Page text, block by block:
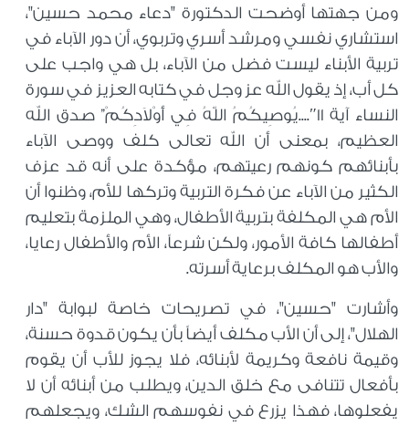
ومن جهتها أوضحت الدكتورة "دعاء محمد حسين"،
استشاري نفسي ومرشد أسري وتربوي، أن دور الآباء في
تربية الأبناء ليست فضل من الآباء، بل هي واجب على
كل أب، إذ يقول الله عز وجل في كتابه العزيز في سورة
النساء آية 11″....يُوصِيكُمُ اللّهُ فِي أَوْلاَدِكُمْ” صدق الله
العظيم، بمعنى أن الله تعالى كلف ووصى الآباء
بأبنائهم كونهم رعيتهم، مؤكدة على أنه قد عزف
الكثير من الآباء عن فكرة التربية وتركها للأم، وظنوا أن
الأم هي المكلفة بتربية الأطفال، وهي الملزمة بتعليم
أطفالها كافة الأمور، ولكن شرعاً، الأم والأطفال رعايا،
والأب هو المكلف برعاية أسرته.
وأشارت "حسين"، في تصريحات خاصة لبوابة "دار
الهلال"، إلى أن الأب مكلف أيضاً بأن يكون قدوة حسنة،
وقيمة نافعة وكريمة لأبنائه، فلا يجوز للأب أن يقوم
بأفعال تتنافى مع خلق الدين، ويطلب من أبنائه أن لا
يفعلوها، فهذا يزرع في نفوسهم الشك، ويجعلهم